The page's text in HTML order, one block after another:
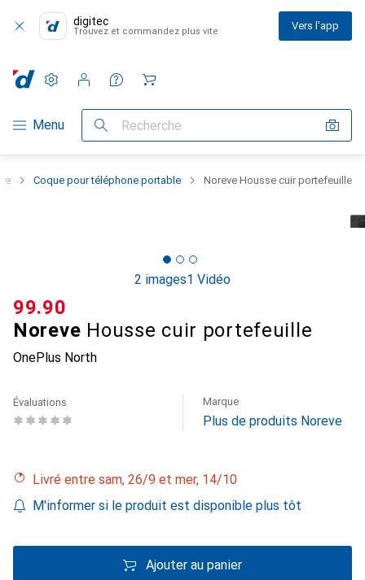
digitec
Trouvez et commandez plus vite Vers l'app
Navigation par catégorie
Menu Recherche
Paramètres
Compte client
Listes de comparaison
Listes d'envies
Panier
Coque pour téléphone portable Noreve Housse cuir portefeuille
2 images1 Vidéo
Noreve Housse cuir portefeuille
OnePlus North
CHF
99.90
Évaluations Marque
Plus de produits Noreve
Livré entre sam, 26/9 et mer, 14/10
M'informer si le produit est disponible plus tôt
Ajouter au panier